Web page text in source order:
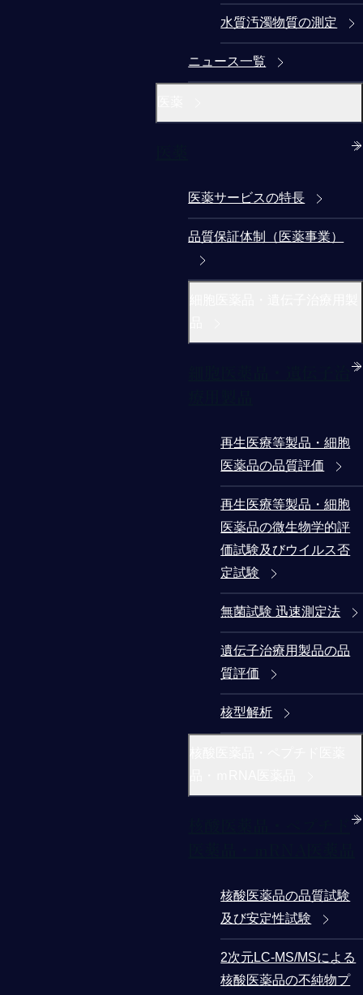
水質汚濁物質の測定
ニュース一覧
医薬サービスの特長
品質保証体制（医薬事業）
再生医療等製品・細胞
医薬品の品質評価
再生医療等製品・細胞
医薬品の微生物学的評
価試験及びウイルス否
定試験
無菌試験 迅速測定法
遺伝子治療用製品の品
質評価
核型解析
核酸医薬品の品質試験
及び安定性試験
2次元LC-MS/MSによる
核酸医薬品の不純物プ